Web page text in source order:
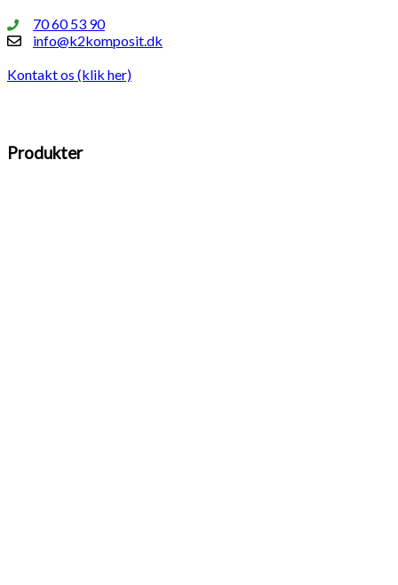
70 60 53 90
info@k2komposit.dk
Kontakt os (klik her)
Produkter